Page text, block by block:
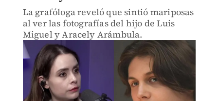
La grafóloga reveló que sintió mariposas
al ver las fotografías del hijo de Luis
Miguel y Aracely Arámbula.